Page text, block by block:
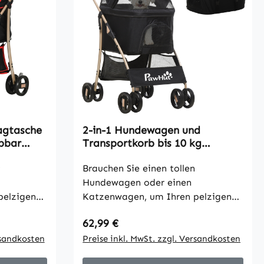
2-in-1 Hundewagen und
Transportkorb bis 10 kg
Bodenkorb 82 cm x 49,5 cm x 98
cm Schwarz
Brauchen Sie einen tollen
Hundewagen oder einen
Katzenwagen, um Ihren pelzigen
schauen Sie sich diesen PawHut
Hundewagen an! Dieser einzigartig
Regulärer Preis:
62,99 €
Preise inkl. MwSt. zzgl. Versandkosten